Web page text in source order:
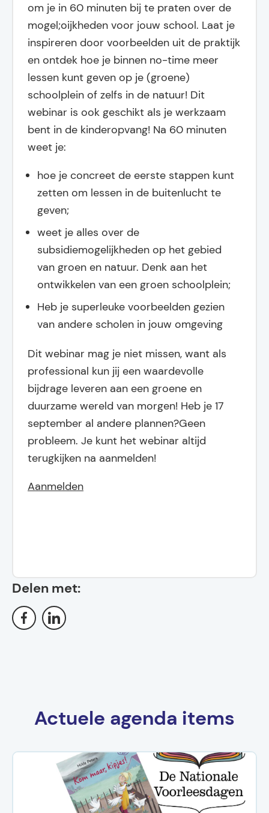
om je in 60 minuten bij te praten over de
mogel;oijkheden voor jouw school. Laat je
inspireren door voorbeelden uit de praktijk
en ontdek hoe je binnen no-time meer
lessen kunt geven op je (groene)
schoolplein of zelfs in de natuur! Dit
webinar is ook geschikt als je werkzaam
bent in de kinderopvang! Na 60 minuten
weet je:
hoe je concreet de eerste stappen kunt
zetten om lessen in de buitenlucht te
geven;
weet je alles over de
subsidiemogelijkheden op het gebied
van groen en natuur. Denk aan het
ontwikkelen van een groen schoolplein;
Heb je superleuke voorbeelden gezien
van andere scholen in jouw omgeving
Dit webinar mag je niet missen, want als
professional kun jij een waardevolle
bijdrage leveren aan een groene en
duurzame wereld van morgen! Heb je 17
september al andere plannen?Geen
probleem. Je kunt het webinar altijd
terugkijken na aanmelden!
Aanmelden
Delen met:
Actuele agenda items